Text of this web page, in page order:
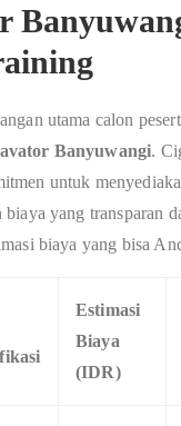
utama calon
Banyuwangi.
untuk
biaya yang transparan
biaya yang bisa
Estimasi
Biaya
(IDR)